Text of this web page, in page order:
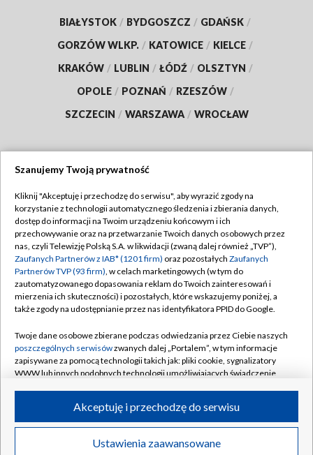
BIAŁYSTOK / BYDGOSZCZ / GDAŃSK /
GORZÓW WLKP. / KATOWICE / KIELCE /
KRAKÓW / LUBLIN / ŁÓDŹ / OLSZTYN /
OPOLE / POZNAŃ / RZESZÓW /
SZCZECIN / WARSZAWA / WROCŁAW
TVP
Abonament TVP
Emisja w TVP
Centrum informacji TVP
Naziemna Telewizja Cyfrowa
Rada Programowa
System NOS
Informacje o nadawcy
Program dla prasy
Regulamin TVP
Polityka prywatności
Moje zgody
Pomoc
Kontakt
Kanały
©2026 Telewizja Polska S.A. w likwidacji
Szanujemy Twoją prywatność
Kliknij "Akceptuję i przechodzę do serwisu", aby wyrazić zgody na
korzystanie z technologii automatycznego śledzenia i zbierania danych,
dostęp do informacji na Twoim urządzeniu końcowym i ich
przechowywanie oraz na przetwarzanie Twoich danych osobowych przez
nas, czyli Telewizję Polską S.A. w likwidacji (zwaną dalej również „TVP”),
Zaufanych Partnerów z IAB* (1201 firm) oraz pozostałych Zaufanych
Partnerów TVP (93 firm), w celach marketingowych (w tym do
zautomatyzowanego dopasowania reklam do Twoich zainteresowań i
mierzenia ich skuteczności) i pozostałych, które wskazujemy poniżej, a
także zgody na udostępnianie przez nas identyfikatora PPID do Google.
Twoje dane osobowe zbierane podczas odwiedzania przez Ciebie naszych
poszczególnych serwisówzwanych dalej „Portalem”, w tym informacje
zapisywane za pomocą technologii takich jak: pliki cookie, sygnalizatory
WWW lub innych podobnych technologii umożliwiających świadczenie
ruchu w Internecie.
Twoje dane osobowe zbierane podczas odwiedzania przez Ciebie
poszczególnych serwisówna Portalu, takie jak adresy IP, identyfikatory
Ustawienia zaawansowane
Akceptuję i przechodzę do serwisu